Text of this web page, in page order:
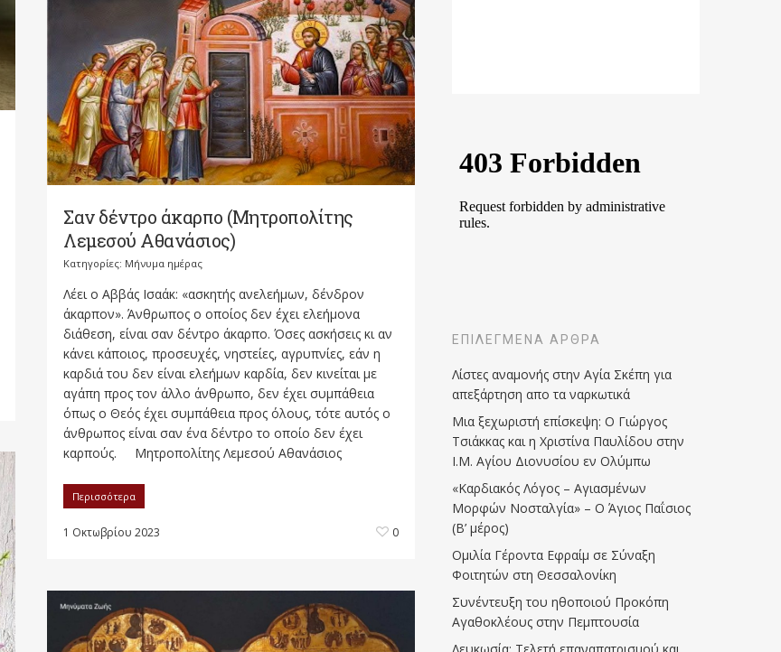
Σαν δέντρο άκαρπο (Μητροπολίτης
Λεμεσού Αθανάσιος)
Κατηγορίες: Μήνυμα ημέρας
Λέει ο Αββάς Ισαάκ: «ασκητής ανελεήμων, δένδρον
άκαρπον». Άνθρωπος ο οποίος δεν έχει ελεήμονα
διάθεση, είναι σαν δέντρο άκαρπο. Όσες ασκήσεις κι αν
κάνει κάποιος, προσευχές, νηστείες, αγρυπνίες, εάν η
καρδιά του δεν είναι ελεήμων καρδία, δεν κινείται με
αγάπη προς τον άλλο άνθρωπο, δεν έχει συμπάθεια
όπως ο Θεός έχει συμπάθεια προς όλους, τότε αυτός ο
άνθρωπος είναι σαν ένα δέντρο το οποίο δεν έχει
καρπούς. Μητροπολίτης Λεμεσού Αθανάσιος
Περισσότερα
1 Οκτωβρίου 2023 0
ΕΠΙΛΕΓΜΈΝΑ ΆΡΘΡΑ
Λίστες αναμονής στην Αγία Σκέπη για
απεξάρτηση απο τα ναρκωτικά
Μια ξεχωριστή επίσκεψη: Ο Γιώργος
Τσιάκκας και η Χριστίνα Παυλίδου στην
Ι.Μ. Αγίου Διονυσίου εν Ολύμπω
«Καρδιακός Λόγος – Αγιασμένων
Μορφών Νοσταλγία» – Ο Άγιος Παΐσιος
(Β’ μέρος)
Ομιλία Γέροντα Εφραίμ σε Σύναξη
Φοιτητών στη Θεσσαλονίκη
Συνέντευξη του ηθοποιού Προκόπη
Αγαθοκλέους στην Πεμπτουσία